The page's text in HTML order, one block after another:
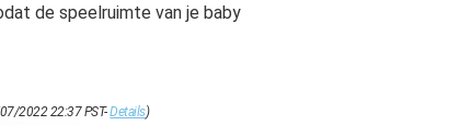
de speelruimte van je baby
2022 22:37 PST-Details)